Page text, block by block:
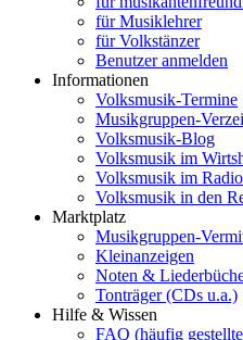
für Musiklehrer
für Volkstänzer
Benutzer anmelden
Informationen
Volksmusik-Termine
Musikgruppen-
Volksmusik-Blog
Volksmusik im
Volksmusik im Radio
Volksmusik in den
Marktplatz
Musikgruppen-
Kleinanzeigen
Noten &
Tonträger (CDs u.a.)
Hilfe & Wissen
FAQ (häufig